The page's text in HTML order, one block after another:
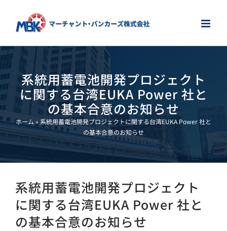
content
系統用蓄電池開発プロジェクト
に関する台湾EUKA Power 社と
の基本合意のお知らせ
ホーム »系統用蓄電池開発プロジェクトに関する台湾EUKA Power 社と
の基本合意のお知らせ
系統用蓄電池開発プロジェクト
に関する台湾EUKA Power 社と
の基本合意のお知らせ